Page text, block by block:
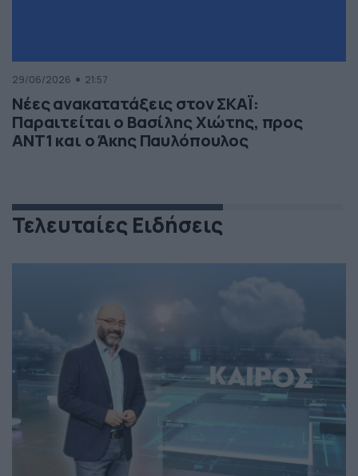
29/06/2026 21:57
Νέες ανακατατάξεις στον ΣΚΑΪ:
Παραιτείται ο Βασίλης Χιώτης, προς
ΑΝΤ1 και ο Άκης Παυλόπουλος
Τελευταίες Ειδήσεις